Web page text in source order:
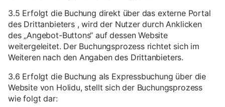
3.5 Erfolgt die Buchung direkt über das externe Portal
des Drittanbieters , wird der Nutzer durch Anklicken
des „Angebot-Buttons“ auf dessen Website
weitergeleitet. Der Buchungsprozess richtet sich im
Weiteren nach den Angaben des Drittanbieters.
3.6 Erfolgt die Buchung als Expressbuchung über die
Website von Holidu, stellt sich der Buchungsprozess
wie folgt dar: